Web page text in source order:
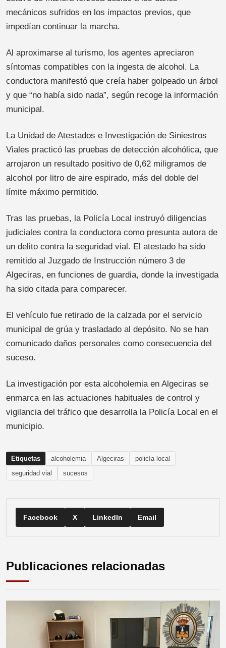
mecánicos sufridos en los impactos previos, que
impedían continuar la marcha.
Al aproximarse al turismo, los agentes apreciaron
síntomas compatibles con la ingesta de alcohol. La
conductora manifestó que creía haber golpeado un árbol
y que “no había sido nada”, según recoge la información
municipal.
La Unidad de Atestados e Investigación de Siniestros
Viales practicó las pruebas de detección alcohólica, que
arrojaron un resultado positivo de 0,62 miligramos de
alcohol por litro de aire espirado, más del doble del
límite máximo permitido.
Tras las pruebas, la Policía Local instruyó diligencias
judiciales contra la conductora como presunta autora de
un delito contra la seguridad vial. El atestado ha sido
remitido al Juzgado de Instrucción número 3 de
Algeciras, en funciones de guardia, donde la investigada
ha sido citada para comparecer.
El vehículo fue retirado de la calzada por el servicio
municipal de grúa y trasladado al depósito. No se han
comunicado daños personales como consecuencia del
suceso.
La investigación por esta alcoholemia en Algeciras se
enmarca en las actuaciones habituales de control y
vigilancia del tráfico que desarrolla la Policía Local en el
municipio.
Etiquetas alcoholemia Algeciras
policía local
seguridad vial
sucesos
Facebook X LinkedIn Email
Publicaciones relacionadas